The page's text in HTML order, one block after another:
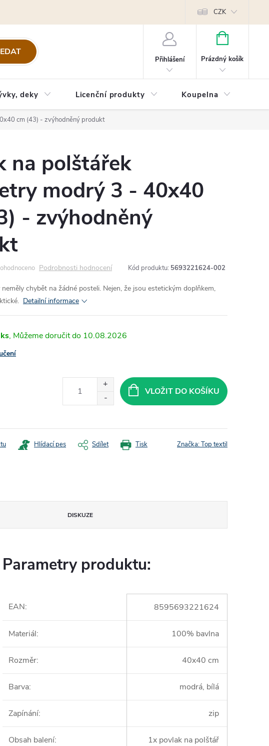
údajů Poptávky a B2B
CZK
Přihlášení
NÁKUPNÍ
Prázdný košík
deky Licenční produkty Koupelna
cm (43) - zvýhodněný produkt
na polštářek
modrý 3 - 40x40
- zvýhodněný
Podrobnosti hodnocení Kód produktu: 5693221624-002
chybět na žádné posteli. Nejen, že jsou estetickým doplňkem,
Detailní informace
10.08.2026
VLOŽIT DO KOŠÍKU
Tisk
Hlídací pes Sdílet Značka:Top textil
DISKUZE
Parametry produktu:
EAN: 8595693221624
Materiál: 100% bavlna
Rozměr: 40x40 cm
Barva: modrá, bílá
Zapínání: zip
Obsah balení: 1x povlak na polštář